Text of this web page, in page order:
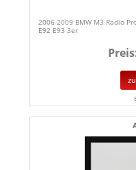
2006-2009 BMW M3 Radio
E92 E93 3er